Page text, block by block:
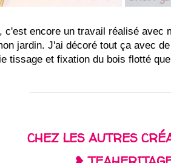
c'est encore un travail réalisé avec
jardin. J'ai décoré tout ça avec
tissage et fixation du bois flotté
CHEZ LES AUTRES